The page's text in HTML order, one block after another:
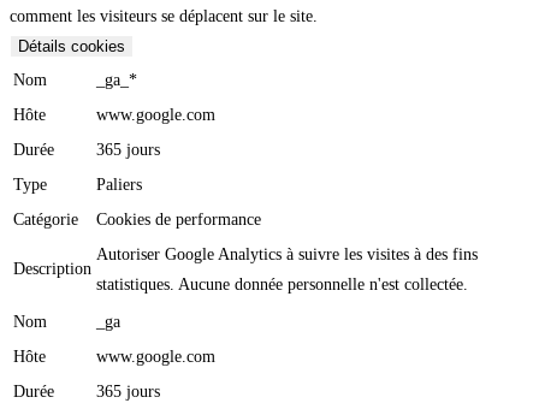
comment les visiteurs se déplacent sur le site.
Détails cookies
Nom
_ga_*
Hôte
www.google.com
Durée
365 jours
Type
Paliers
Catégorie
Cookies de performance
Description
Autoriser Google Analytics à suivre les visites à des fins
statistiques. Aucune donnée personnelle n'est collectée.
Nom
_ga
Hôte
www.google.com
Durée
365 jours